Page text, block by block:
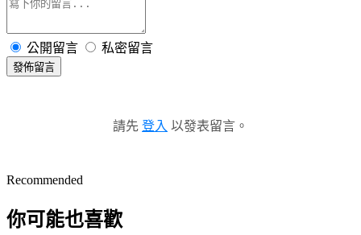
公開留言 私密留言
發佈留言
請先 登入 以發表留言。
Recommended
你可能也喜歡